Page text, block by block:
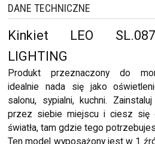
DANE TECHNICZNE
Kinkiet LEO
LIGHTING
Produkt przeznaczony do
idealnie nada się jako
salonu, sypialni, kuchni.
przez siebie miejscu i ciesz się
światła, tam gdzie tego
Ten model wyposażony jest w 1